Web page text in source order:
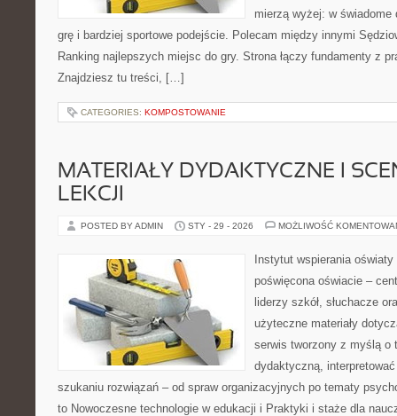
mierzą wyżej: w świadome
grę i bardziej sportowe podejście. Polecam między innymi
Ranking najlepszych miejsc do gry. Strona łączy fundamenty z
Znajdziesz tu treści, […]
CATEGORIES: KOMPOSTOWANIE
MATERIAŁY DYDAKTYCZNE I
LEKCJI
POSTED BY ADMIN STY - 29 - 2026 MOŻLIWOŚĆ
Instytut wspierania
poświęcona oświacie –
liderzy szkół, słuchacze
użyteczne materiały
serwis tworzony z myślą o
dydaktyczną,
szukaniu rozwiązań – od spraw organizacyjnych po tematy
to Nowoczesne technologie w edukacji i Praktyki i staże dla